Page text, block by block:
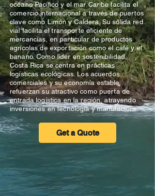
océano Pacífico y el mar Caribe facilita el
comercio internacional a través de puertos
clave como Limón y Caldera. Su sólida red
vial facilita el transporte eficiente de
mercancías, en particular de productos
agrícolas de exportación como el café y el
banano. Como líder en sostenibilidad,
Costa Rica se centra en prácticas
logísticas ecológicas. Los acuerdos
comerciales y su economía estable
refuerzan su atractivo como puerta de
entrada logística en la región, atrayendo
inversiones en tecnología y manufactura.
Get a Quote